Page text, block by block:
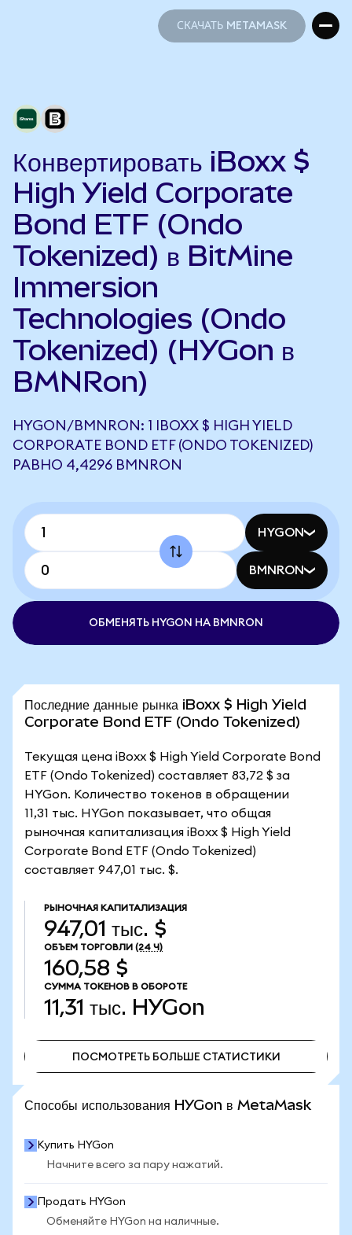
СКАЧАТЬ METAMASK
Конвертировать iBoxx $
High Yield Corporate
Bond ETF (Ondo
Tokenized) в BitMine
Immersion
Technologies (Ondo
Tokenized) (HYGon в
BMNRon)
HYGON/BMNRON: 1 IBOXX $ HIGH YIELD
CORPORATE BOND ETF (ONDO TOKENIZED)
РАВНО 4,4296 BMNRON
HYGON
BMNRON
ОБМЕНЯТЬ HYGON НА BMNRON
Последние данные рынка iBoxx $ High Yield
Corporate Bond ETF (Ondo Tokenized)
Текущая цена iBoxx $ High Yield Corporate Bond
ETF (Ondo Tokenized) составляет 83,72 $ за
HYGon. Количество токенов в обращении
11,31 тыс. HYGon показывает, что общая
рыночная капитализация iBoxx $ High Yield
Corporate Bond ETF (Ondo Tokenized)
составляет 947,01 тыс. $.
РЫНОЧНАЯ КАПИТАЛИЗАЦИЯ
947,01 тыс. $
ОБЪЕМ ТОРГОВЛИ (24 Ч)
160,58 $
СУММА ТОКЕНОВ В ОБОРОТЕ
11,31 тыс. HYGon
ПОСМОТРЕТЬ БОЛЬШЕ СТАТИСТИКИ
Способы использования HYGon в MetaMask
Купить HYGon
Начните всего за пару нажатий.
Продать HYGon
Обменяйте HYGon на наличные.